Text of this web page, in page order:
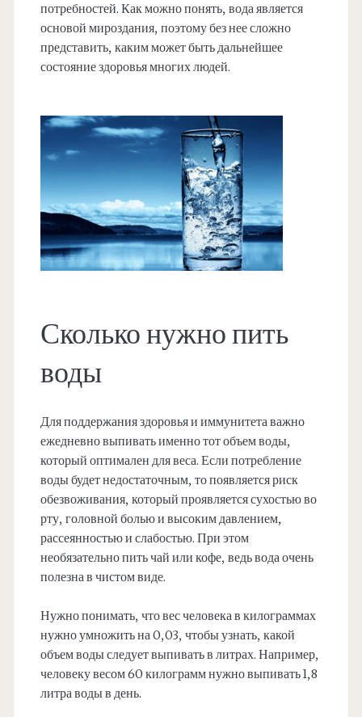
потребностей. Как можно понять, вода является
основой мироздания, поэтому без нее сложно
представить, каким может быть дальнейшее
состояние здоровья многих людей.
Сколько нужно пить
воды
Для поддержания здоровья и иммунитета важно
ежедневно выпивать именно тот объем воды,
который оптимален для веса. Если потребление
воды будет недостаточным, то появляется риск
обезвоживания, который проявляется сухостью во
рту, головной болью и высоким давлением,
рассеянностью и слабостью. При этом
необязательно пить чай или кофе, ведь вода очень
полезна в чистом виде.
Нужно понимать, что вес человека в килограммах
нужно умножить на 0,03, чтобы узнать, какой
объем воды следует выпивать в литрах. Например,
человеку весом 60 килограмм нужно выпивать 1,8
литра воды в день.